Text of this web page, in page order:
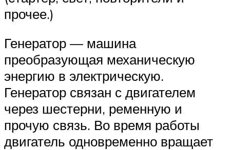
прочее.)
Генератор — машина
преобразующая механическую
энергию в электрическую.
Генератор связан с двигателем
через шестерни, ременную и
прочую связь. Во время работы
двигатель одновременно вращает